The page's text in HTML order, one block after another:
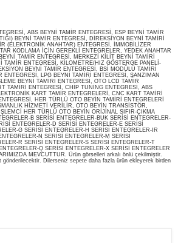
ABS BEYNİ TAMİR ENTEGRESİ, ESP BEYNİ TAMİR
BEYNİ TAMİR ENTEGRESİ, DİREKSİYON BEYNİ TAMİRİ
(ELEKTRONİK ANAHTAR) ENTEGRESİ, İMMOBİLİZER
KODLAMA İÇİN GEREKLİ ENTEGRELER, YEDEK ANAHTAR
TAMİR ENTEGRESİ, MERKEZİ KİLİT BEYNİ TAMİRİ
TAMİR ENTEGRESİ, KİLOMETRE/HIZ GÖSTERGE PANELİ-
BEYNİ TAMİR ENTEGRESİ, BSİ MODÜLÜ TAMİRİ
ENTEGRESİ, LPG BEYNİ TAMİRİ ENTEGRESİ, ŞANZIMAN
BEYNİ TAMİRİ ENTEGRESİ, OTO LCD TAMİR
TAMİRİ ENTEGRESİ, CHİP TUNİNG ENTEGRESİ, ABS
KART TAMİR ENTEGRELERİ, CNC KART TAMİRİ
HER TÜRLÜ OTO BEYİN TAMİRİ ENTEGRELERİ
HİZMETİ VERİLİR, OTO BEYİN TRANSİSTÖR,
HER TÜRLÜ OTO BEYİN ORİJİNAL SIFIR-ÇIKMA
B SERİSİ ENTEGRELER-BUK SERİSİ ENTEGRELER-
ENTEGRELER-D SERİSİ ENTEGRELER-E SERİSİ
G SERİSİ ENTEGRELER-H SERİSİ ENTEGRELER-IR
N SERİSİ ENTEGRELER-M SERİSİ
R SERİSİ ENTEGRELER-S SERİSİ ENTEGRELER-T
Q SERİSİ ENTEGRELER-X SERİSİ ENTEGRELER
MEVCUTTUR. Ürün görselleri arkalı önlü çekilmiştir.
gönderilecektir. Dilerseniz sepete daha fazla ürün ekleyerek birden